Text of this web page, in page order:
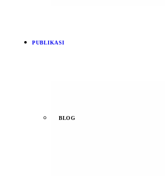
PUBLIKASI
BLOG